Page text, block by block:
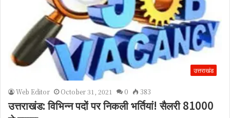
उत्तराखंड
Web Editor October 31, 2021 0 383
उत्तराखंड: विभिन्न पदों पर निकली भर्तियां! सैलरी 81000